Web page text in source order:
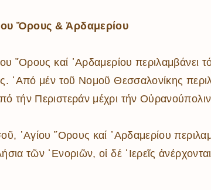
Ὄρους & Ἀρδαμερίου
῎Ορους καί ᾿Αρδαμερίου περιλαμβάνει
᾿Από μέν τοῦ Νομοῦ Θεσσαλονίκης
τήν Περιστεράν μέχρι τήν
῾Αγίου ῎Ορους καί ᾿Αρδαμερίου
τῶν ᾿Ενοριῶν, οἱ δέ ῾Ιερεῖς